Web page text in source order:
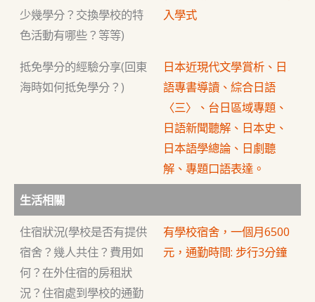
少幾學分？交換學校的特
色活動有哪些？等等)
入學式
抵免學分的經驗分享(回東
海時如何抵免學分？)
日本近現代文學賞析、日
語專書導讀、綜合日語
〈三〉、台日區域專題、
日語新聞聽解、日本史、
日本語學總論、日劇聽
解、專題口語表達。
生活相關
住宿狀況(學校是否有提供
宿舍？幾人共住？費用如
何？在外住宿的房租狀
況？住宿處到學校的通勤
有學校宿舍，一個月6500
元，通勤時間: 步行3分鐘